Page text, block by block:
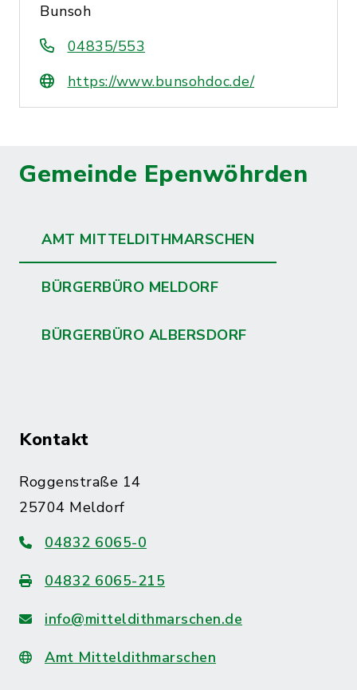
Bunsoh
04835/553
https://www.bunsohdoc.de/
Gemeinde Epenwöhrden
AMT MITTELDITHMARSCHEN
BÜRGERBÜRO MELDORF
BÜRGERBÜRO ALBERSDORF
Kontakt
Roggenstraße 14
25704 Meldorf
04832 6065-0
04832 6065-215
info@mitteldithmarschen.de
Amt Mitteldithmarschen